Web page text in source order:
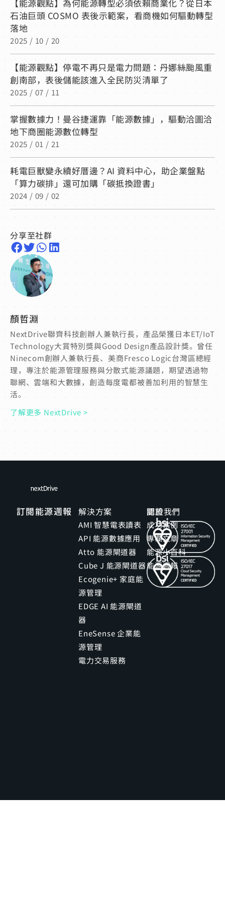
【能源觀點】為何能源轉型必須依賴商業化？從日本
石油巨頭 COSMO 表後示範案，看商機如何驅動轉型
落地
2025 / 10 / 20
【能源觀點】停電不再只是電力問題：丹娜絲颱風重
創南部，表後儲能該進入全民防災清單了
2025 / 07 / 11
掌握數據力！曼谷捷運靠「能源數據」，驅動洽圖洽
地下商圈能源數位轉型
2025 / 01 / 21
耗電巨獸變永續好厝邊？AI 資料中心，助企業盤點
「算力碳排」還可加購「碳抵換證書」
2024 / 09 / 02
分享至社群
顏哲淵
NextDrive聯齊科技創辦人兼執行長，產品榮獲日本ET/IoT
Technology大賞特別獎與Good Design產品設計獎。曾任
Ninecom創辦人兼執行長、美商Fresco Logic台灣區總經
理，專注於能源管理服務與分散式能源議題，期望透過物
聯網、雲端和大數據，創造每度電都被善加利用的智慧生
活。
了解更多 NextDrive >
訂閱能源週報 解決方案
AMI 智慧電表讀表
API 能源數據應用
Atto 能源閘道器
Cube J 能源閘道器
Ecogenie+ 家庭能
源管理
EDGE AI 能源閘道
器
EneSense 企業能
源管理
電力交易服務
關於我們
成功案例
專欄文章
能源小百科
能源週報
認證